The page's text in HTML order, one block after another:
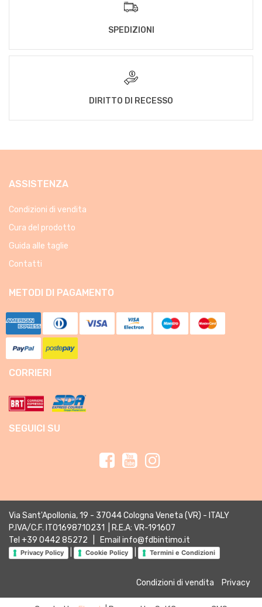
SPEDIZIONI
DIRITTO DI RECESSO
ASSISTENZA
Condizioni di vendita
Cura del prodotto
Guida alle taglie
Contatti
METODI DI PAGAMENTO
CORRIERI
SEGUICI SU
Via Sant'Apollonia, 19 - 37044 Cologna Veneta (VR) - ITALY
P.IVA/C.F. IT01698710231 | R.E.A: VR-191607
Tel +39 0442 85272 | Email info@fdbintimo.it
Privacy Policy Cookie Policy Termini e Condizioni
Condizioni di vendita Privacy